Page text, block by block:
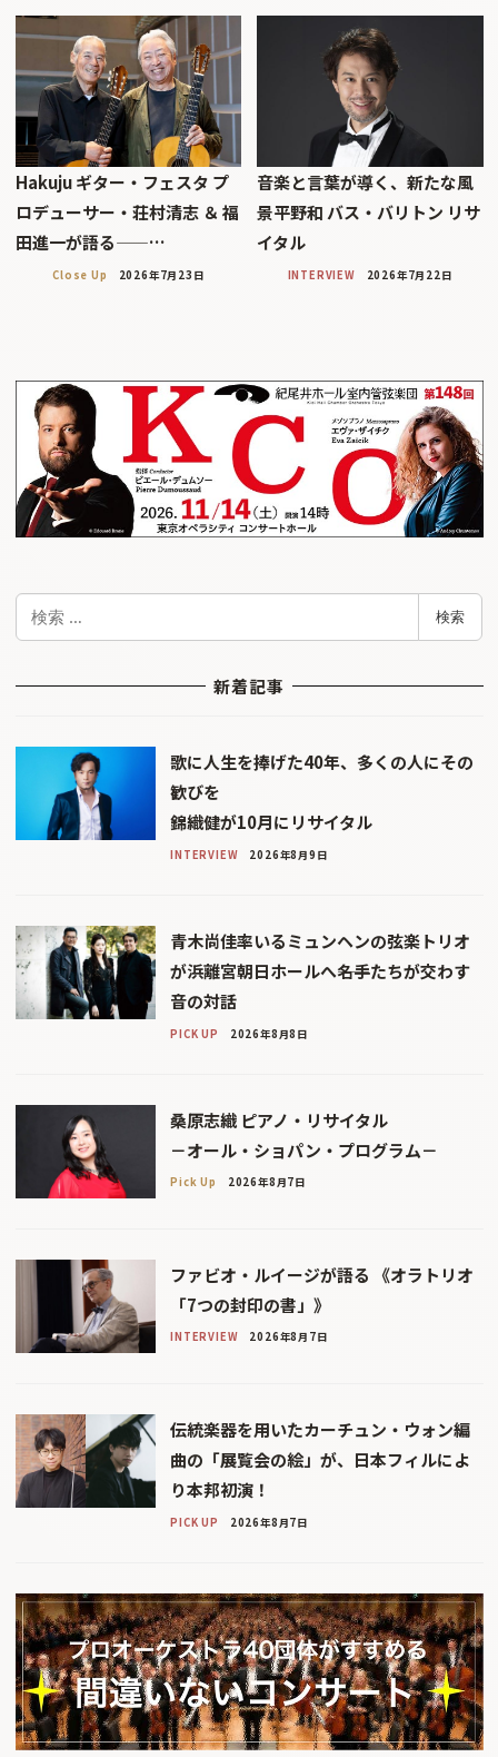
Hakuju ギター・フェスタ プ
ロデューサー・荘村清志 ＆ 福
田進一が語る——…
Close Up 2026年7月23日
音楽と言葉が導く、新たな風
景平野和 バス・バリトン リサ
イタル
INTERVIEW 2026年7月22日
検
検索
新着記事
歌に人生を捧げた40年、多くの人にその
歓びを
錦織健が10月にリサイタル
INTERVIEW 2026年8月9日
青木尚佳率いるミュンヘンの弦楽トリオ
が浜離宮朝日ホールへ――名手たちが交わす
音の対話
PICK UP 2026年8月8日
桑原志織 ピアノ・リサイタル
－オール・ショパン・プログラム－
Pick Up 2026年8月7日
ファビオ・ルイージが語る 《オラトリオ
「7つの封印の書」》
INTERVIEW 2026年8月7日
伝統楽器を用いたカーチュン・ウォン編
曲の「展覧会の絵」が、日本フィルによ
り本邦初演！
PICK UP 2026年8月7日